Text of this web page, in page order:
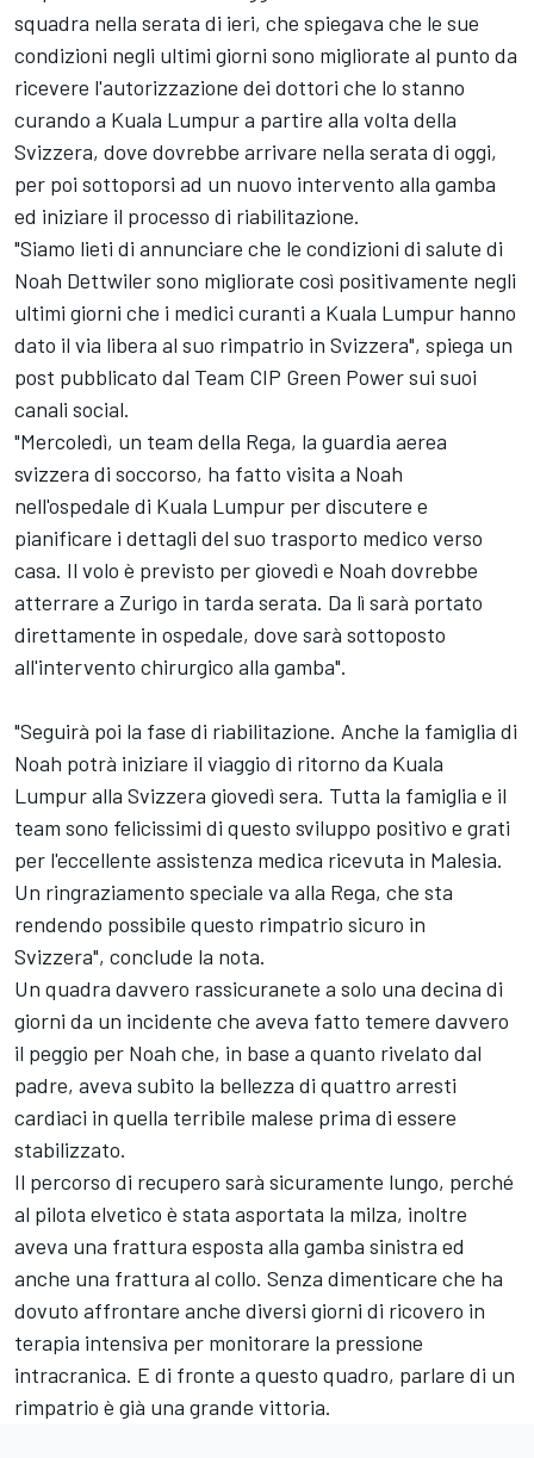
squadra nella serata di ieri, che spiegava che le sue
condizioni negli ultimi giorni sono migliorate al punto da
ricevere l'autorizzazione dei dottori che lo stanno
curando a Kuala Lumpur a partire alla volta della
Svizzera, dove dovrebbe arrivare nella serata di oggi,
per poi sottoporsi ad un nuovo intervento alla gamba
ed iniziare il processo di riabilitazione.
"Siamo lieti di annunciare che le condizioni di salute di
Noah Dettwiler sono migliorate così positivamente negli
ultimi giorni che i medici curanti a Kuala Lumpur hanno
dato il via libera al suo rimpatrio in Svizzera", spiega un
post pubblicato dal Team CIP Green Power sui suoi
canali social.
"Mercoledì, un team della Rega, la guardia aerea
svizzera di soccorso, ha fatto visita a Noah
nell'ospedale di Kuala Lumpur per discutere e
pianificare i dettagli del suo trasporto medico verso
casa. Il volo è previsto per giovedì e Noah dovrebbe
atterrare a Zurigo in tarda serata. Da lì sarà portato
direttamente in ospedale, dove sarà sottoposto
all'intervento chirurgico alla gamba".
"Seguirà poi la fase di riabilitazione. Anche la famiglia di
Noah potrà iniziare il viaggio di ritorno da Kuala
Lumpur alla Svizzera giovedì sera. Tutta la famiglia e il
team sono felicissimi di questo sviluppo positivo e grati
per l'eccellente assistenza medica ricevuta in Malesia.
Un ringraziamento speciale va alla Rega, che sta
rendendo possibile questo rimpatrio sicuro in
Svizzera", conclude la nota.
Un quadra davvero rassicuranete a solo una decina di
giorni da un incidente che aveva fatto temere davvero
il peggio per Noah che, in base a quanto rivelato dal
padre, aveva subito la bellezza di quattro arresti
cardiaci in quella terribile malese prima di essere
stabilizzato.
Il percorso di recupero sarà sicuramente lungo, perché
al pilota elvetico è stata asportata la milza, inoltre
aveva una frattura esposta alla gamba sinistra ed
anche una frattura al collo. Senza dimenticare che ha
dovuto affrontare anche diversi giorni di ricovero in
terapia intensiva per monitorare la pressione
intracranica. E di fronte a questo quadro, parlare di un
rimpatrio è già una grande vittoria.